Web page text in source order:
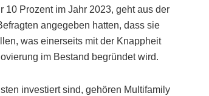
10 Prozent im Jahr 2023, geht aus der
angegeben hatten, dass sie
was einerseits mit der Knappheit
im Bestand begründet wird.
investiert sind, gehören Multifamily